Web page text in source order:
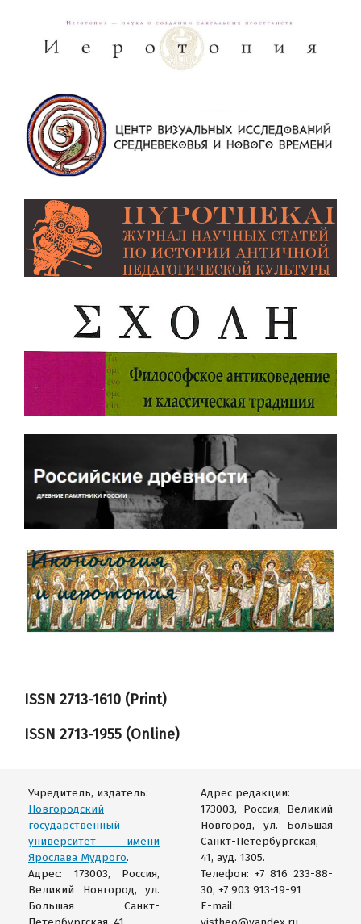
ISSN 2713-1610 (Print)
ISSN 2713-1955 (Online)
Учредитель, издатель:
Новгородский
государственный
университет имени
Ярослава Мудрого.
Адрес: 173003, Россия,
Великий Новгород, ул.
Большая Санкт-
Адрес редакции:
173003, Россия, Великий
Новгород, ул. Большая
Санкт-Петербургская,
41, ауд. 1305.
Телефон: +7 816 233-88-
30, +7 903 913-19-91
E-mail: